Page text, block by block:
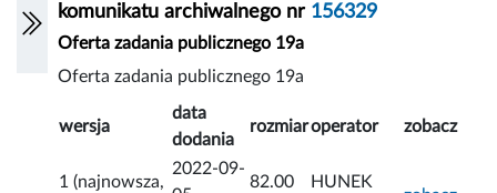
komunikatu archiwalnego nr 156329
Oferta zadania publicznego 19a
Oferta zadania publicznego 19a
wersja
data
dodania
rozmiaroperator zobacz
1 (najnowsza,
2022-09-
82.00
HUNEK